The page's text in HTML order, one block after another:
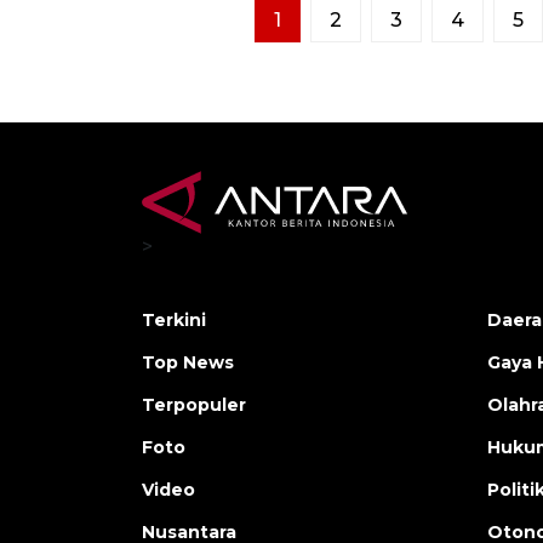
1 2 3 4 5
>
Terkini
Top News
Terpopuler
Foto
Video
Nusantara
Gaya